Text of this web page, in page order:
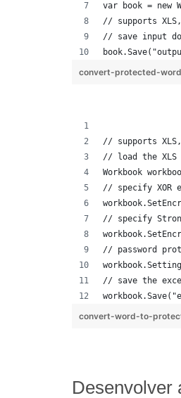
var book = new
// supports XLS,
// save input
convert-protected-
// supports XLS,
// load the XLS
Workbook
// specify XOR
// specify
// password
// save the
convert-word-to-
Desenvolver